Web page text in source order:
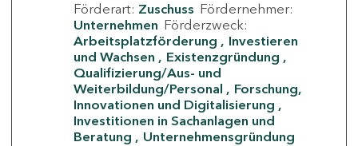
Förderart: Zuschuss Fördernehmer:
Unternehmen Förderzweck:
Arbeitsplatzförderung
Investieren
und Wachsen
Existenzgründung
Qualifizierung/Aus- und
Weiterbildung/Personal
Forschung,
Innovationen und Digitalisierung
Investitionen in Sachanlagen und
Beratung
Unternehmensgründung